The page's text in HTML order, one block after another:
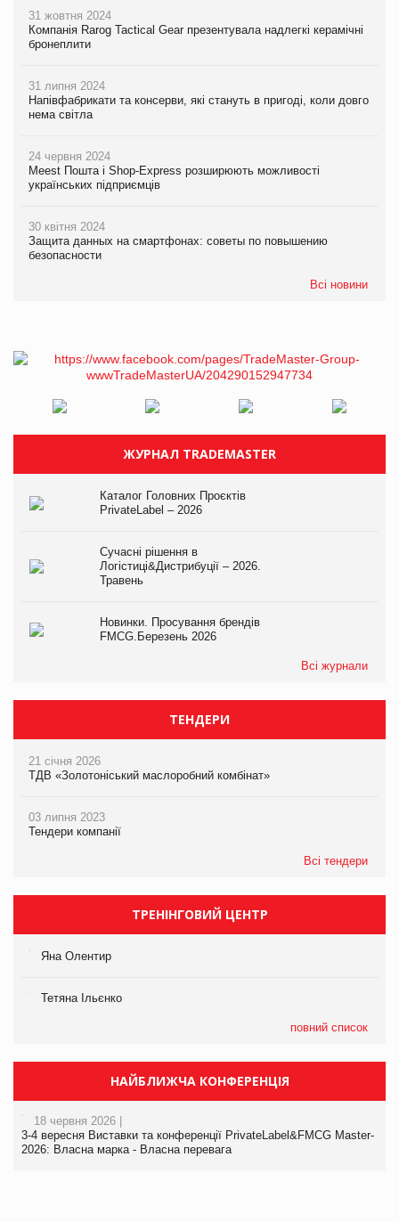
31 жовтня 2024
Компанія Rarog Tactical Gear презентувала надлегкі керамічні
бронеплити
31 липня 2024
Напівфабрикати та консерви, які стануть в пригоді, коли довго
нема світла
24 червня 2024
Meest Пошта і Shop-Express розширюють можливості
українських підприємців
30 квітня 2024
Защита данных на смартфонах: советы по повышению
безопасности
Всі новини
ЖУРНАЛ TRADEMASTER
Каталог Головних Проєктів
PrivateLabel – 2026
Сучасні рішення в
Логістиці&Дистрибуції – 2026.
Травень
Новинки. Просування брендів
FMCG.Березень 2026
Всі журнали
ТЕНДЕРИ
21 січня 2026
ТДВ «Золотоніський маслоробний комбінат»
03 липня 2023
Тендери компанії
Всі тендери
ТРЕНІНГОВИЙ ЦЕНТР
Яна Олентир
Тетяна Ільєнко
повний список
НАЙБЛИЖЧА КОНФЕРЕНЦІЯ
18 червня 2026 |
3-4 вересня Виставки та конференції PrivateLabel&FMCG Master-
2026: Власна марка - Власна перевага